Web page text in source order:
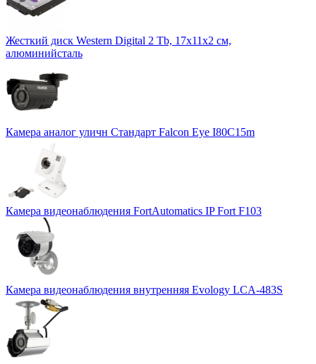
Жесткий диск Western Digital 2 Tb, 17x11x2 см,
алюминийсталь
Камера аналог уличн Стандарт Falcon Eye I80C15m
Камера видеонаблюдения FortAutomatics IP Fort F103
Камера видеонаблюдения внутренняя Evology LCA-483S